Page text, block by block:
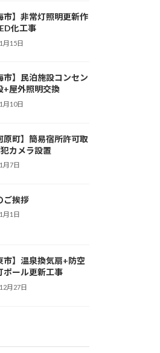
市】非常灯照明更新作
化工事
月15日
市】民泊施設コンセン
+屋外照明交換
月10日
原町】簡易宿所許可取
カメラ設置
月7日
ご挨拶
月1日
市】温泉換気扇+防空
ポール更新工事
月27日